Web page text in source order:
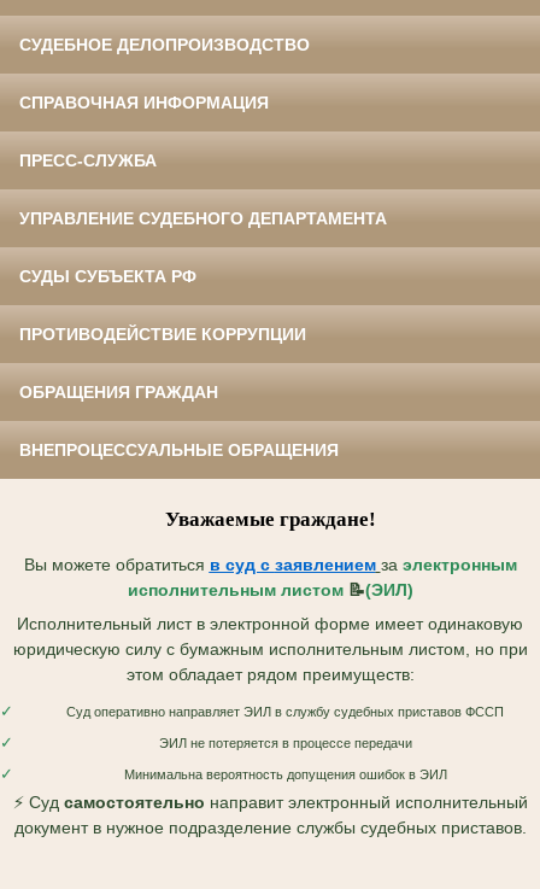
СУДЕБНОЕ ДЕЛОПРОИЗВОДСТВО
СПРАВОЧНАЯ ИНФОРМАЦИЯ
ПРЕСС-СЛУЖБА
УПРАВЛЕНИЕ СУДЕБНОГО ДЕПАРТАМЕНТА
СУДЫ СУБЪЕКТА РФ
ПРОТИВОДЕЙСТВИЕ КОРРУПЦИИ
ОБРАЩЕНИЯ ГРАЖДАН
ВНЕПРОЦЕССУАЛЬНЫЕ ОБРАЩЕНИЯ
Уважаемые граждане!
Вы можете обратиться в суд с заявлением за электронным
исполнительным листом 📝(ЭИЛ)
Исполнительный лист в электронной форме имеет одинаковую
юридическую силу с бумажным исполнительным листом, но при
этом обладает рядом преимуществ:
✓ Суд оперативно направляет ЭИЛ в службу судебных приставов ФССП
✓ ЭИЛ не потеряется в процессе передачи
✓ Минимальна вероятность допущения ошибок в ЭИЛ
⚡ Суд самостоятельно направит электронный исполнительный
документ в нужное подразделение службы судебных приставов.